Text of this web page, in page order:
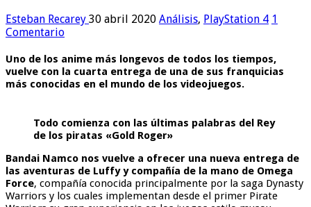
Esteban Recarey 30 abril 2020 Análisis, PlayStation 4 1
Comentario
Uno de los anime más longevos de todos los tiempos,
vuelve con la cuarta entrega de una de sus franquicias
más conocidas en el mundo de los videojuegos.
Todo comienza con las últimas palabras del Rey
de los piratas «Gold Roger»
Bandai Namco nos vuelve a ofrecer una nueva entrega de
las aventuras de Luffy y compañía de la mano de Omega
Force, compañía conocida principalmente por la saga Dynasty
Warriors y los cuales implementan desde el primer Pirate